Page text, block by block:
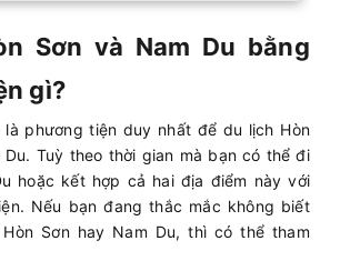
Sơn và Nam Du bằng
gì?
là phương tiện duy nhất để du lịch Hòn
Du. Tuỳ theo thời gian mà bạn có thể đi
hoặc kết hợp cả hai địa điểm này với
Nếu bạn đang thắc mắc không biết
Sơn hay Nam Du, thì có thể tham